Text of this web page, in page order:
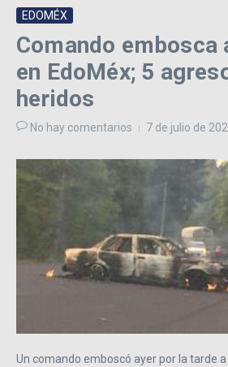
EDOMÉX
Comando embosca
en EdoMéx; 5
heridos
No hay comentarios 7 de julio de
Un comando emboscó ayer por la tarde